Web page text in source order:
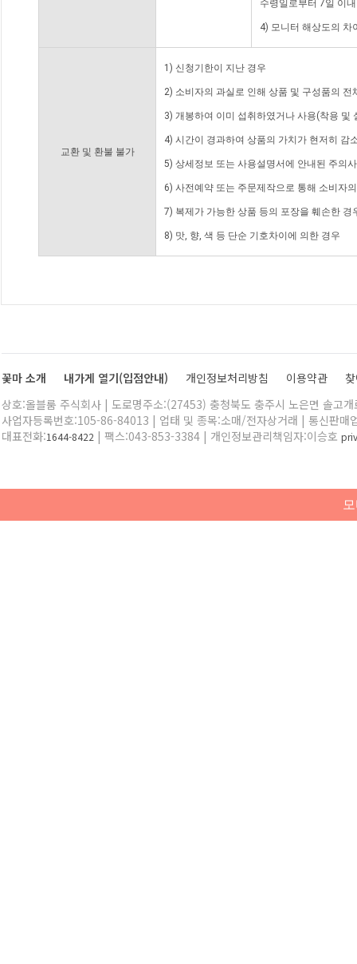
수령일로부터 7일 이
4) 모니터 해상도의 차
교환 및 환불 불가
1) 신청기한이 지난 경우
2) 소비자의 과실로 인해 상품 및 구성품의
3) 개봉하여 이미 섭취하였거나 사용(착용 및
4) 시간이 경과하여 상품의 가치가 현저히 감
5) 상세정보 또는 사용설명서에 안내된 주의
6) 사전예약 또는 주문제작으로 통해 소비자
7) 복제가 가능한 상품 등의 포장을 훼손한 경
8) 맛, 향, 색 등 단순 기호차이에 의한 경우
꽃마 소개 내가게 열기(입점안내) 개인정보처리방침 이용약관
상호:올블룸 주식회사 | 도로명주소:(27453) 충청북도 충주시 노은면 솔고
사업자등록번호:105-86-84013 | 업태 및 종목:소매/전자상거래 | 통신판매
대표전화:1644-8422 | 팩스:043-853-3384 | 개인정보관리책임자:이승호